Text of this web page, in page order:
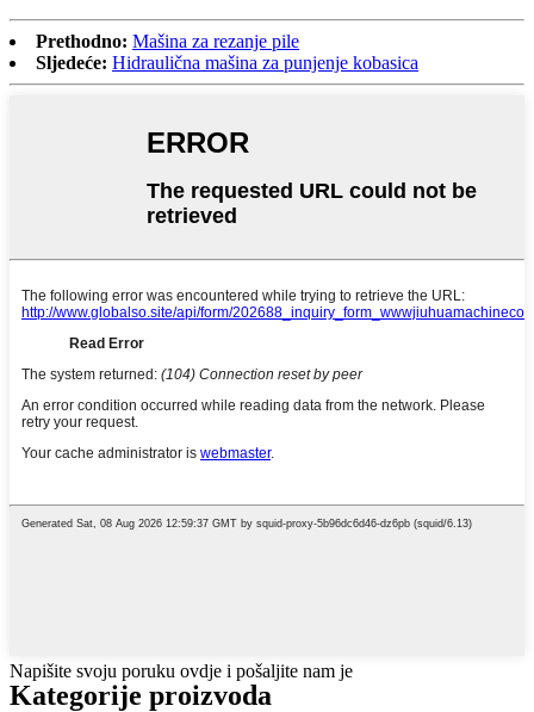
Prethodno: Mašina za rezanje pile
Sljedeće: Hidraulična mašina za punjenje kobasica
Napišite svoju poruku ovdje i pošaljite nam je
Kategorije proizvoda